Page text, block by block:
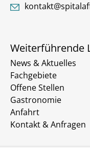
Weiterführende
News & Aktuelles
Fachgebiete
Offene Stellen
Gastronomie
Anfahrt
Kontakt & Anfragen